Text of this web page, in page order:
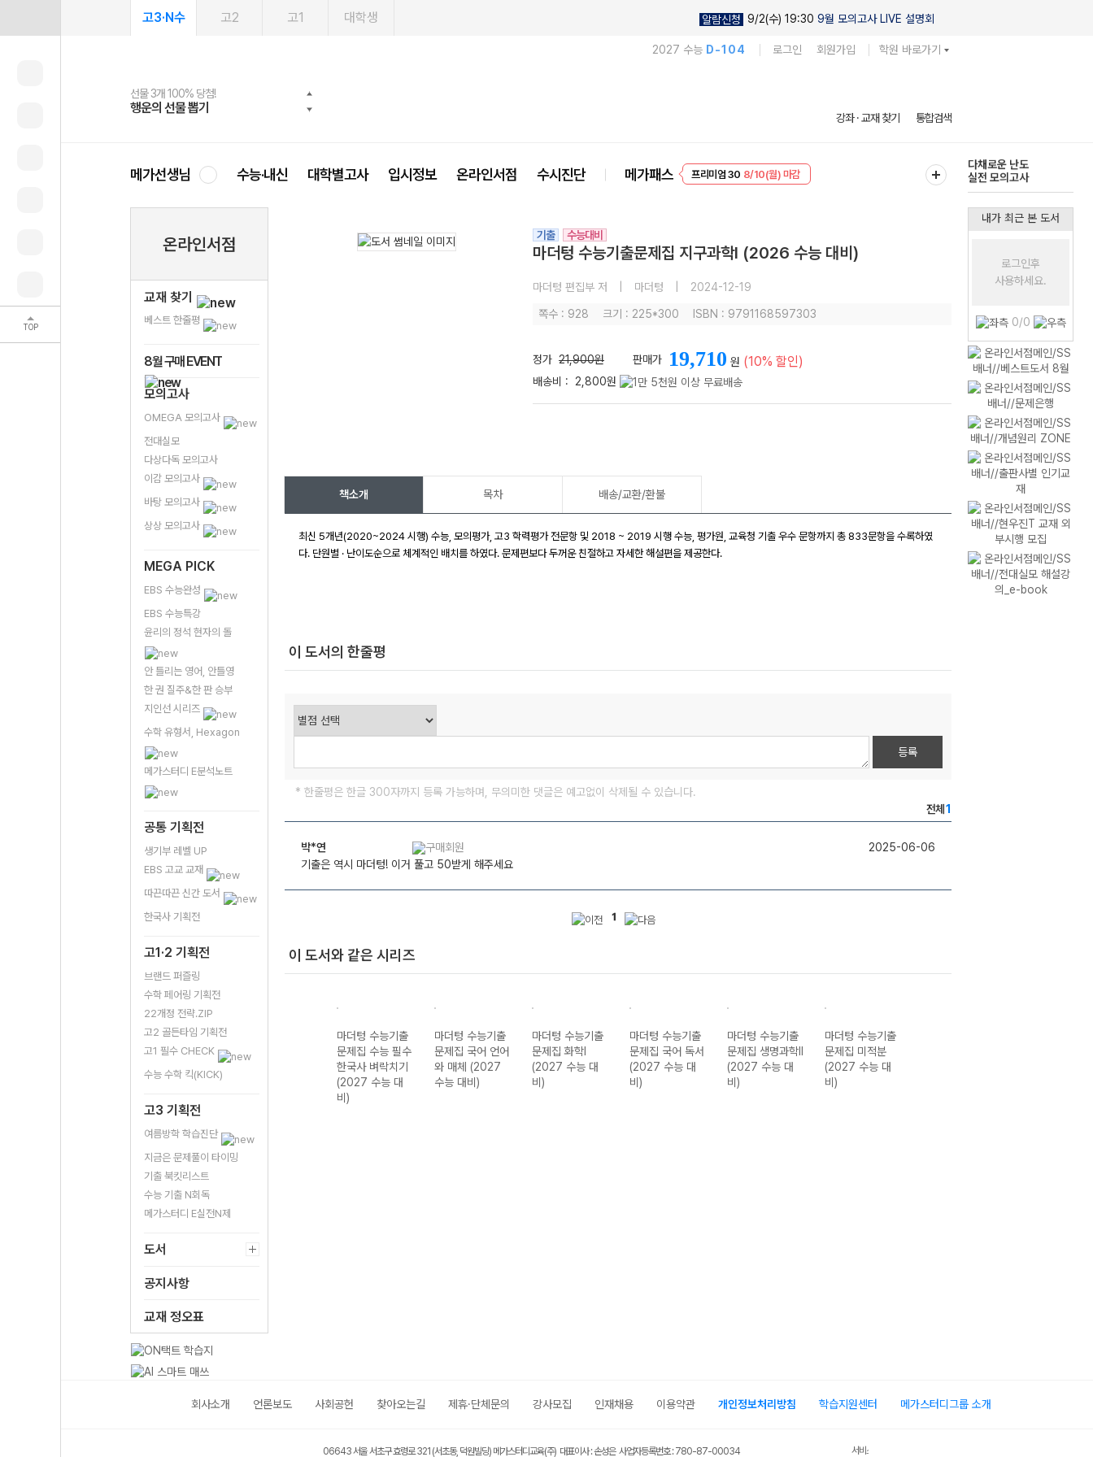
TOP
고3·N수 고2 고1 대학생 알람신청 9/2(수) 19:30 9월 모의고사 LIVE 설명회
2027 수능 D-104 로그인 회원가입 학원 바로가기
메가스터디
선물 3개 100% 당첨!
행운의 선물 뽑기
선물 100% 증정!
메가스터디 X 올리브
여름방학 스터디 캐시백
메가런 썸머스쿨
2027 러셀 단과
강사 공개선발
스마트러닝앱
설문 EVENT
메가패스
3일 무료 체험권
메가패스 수강생 무료혜택!
메가클럽 멤버십
사회공헌 캠페인
희망이룸 메가나눔
강좌 · 교재 찾기 통합검색
메가선생님 수능·내신 대학별고사 입시정보 온라인서점 수시진단 메가패스
EVENT 8/10(월) 마감
다채로운 난도
실전 모의고사
온라인서점
교재 찾기
베스트 한줄평
8월 구매 EVENT
모의고사
OMEGA 모의고사
전대실모
다상다독 모의고사
이감 모의고사
바탕 모의고사
상상 모의고사
MEGA PICK
EBS 수능완성
EBS 수능특강
윤리의 정석 현자의 돌
안 틀리는 영어, 안틀영
한 권 질주&한 판 승부
지인선 시리즈
수학 유형서, Hexagon
메가스터디 E분석노트
공통 기획전
생기부 레벨 UP
EBS 고교 교재
따끈따끈 신간 도서
한국사 기획전
고1·2 기획전
브랜드 퍼즐링
수학 페어링 기획전
22개정 전략.ZIP
고2 골든타임 기획전
고1 필수 CHECK
수능 수학 킥(KICK)
고3 기획전
여름방학 학습진단
지금은 문제풀이 타이밍
기출 북킷리스트
수능 기출 N회독
메가스터디 E실전N제
도서
공지사항
교재 정오표
기출 수능대비
마더텅 수능기출문제집 지구과학I (2026 수능 대비)
마더텅 편집부 저 마더텅 2024-12-19
쪽수 : 928 크기 : 225*300 ISBN : 9791168597303
정가 21,900원 판매가 19,710 원 (10% 할인)
배송비 : 2,800원
책소개 목차 배송/교환/환불
최신 5개년(2020~2024 시행) 수능, 모의평가, 고3 학력평가 전문항 및 2018 ~ 2019 시행 수능, 평가원, 교육청 기출 우수 문항까지 총 833문항을 수록하였
다. 단원별 · 난이도순으로 체계적인 배치를 하였다. 문제편보다 두꺼운 친절하고 자세한 해설편을 제공한다.
이 도서의 한줄평
등록
* 한줄평은 한글 300자까지 등록 가능하며, 무의미한 댓글은 예고없이 삭제될 수 있습니다.
전체 1
박*연
2025-06-06
기출은 역시 마더텅! 이거 풀고 50받게 해주세요
1
이 도서와 같은 시리즈
마더텅 수능기출
문제집 윤리와 사
상 (2027 수능
대비)
마더텅 수능기출
문제집 수능 필수
한국사 벼락치기
(2027 수능 대
비)
마더텅 수능기출
문제집 국어 언어
와 매체 (2027
수능 대비)
마더텅 수능기출
문제집 화학I
(2027 수능 대
비)
마더텅 수능기출
문제집 국어 독서
(2027 수능 대
비)
마더텅 수능기출
문제집 생명과학II
(2027 수능 대
비)
마더텅 수능기출
문제집 미적분
(2027 수능 대
비)
내가 최근 본 도서
로그인후
사용하세요.
0/0
회사소개 언론보도 사회공헌 찾아오는길 제휴·단체문의 강사모집 인재채용 이용약관 개인정보처리방침 학습지원센터 메가스터디그룹 소개
06643 서울 서초구 효령로 321 (서초동, 덕원빌딩) 메가스터디교육(주) 대표이사 : 손성은 사업자등록번호 : 780-87-00034 서비스 가입사실 확인